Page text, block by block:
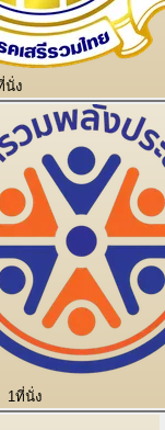
นั่ง
1ที่นั่ง